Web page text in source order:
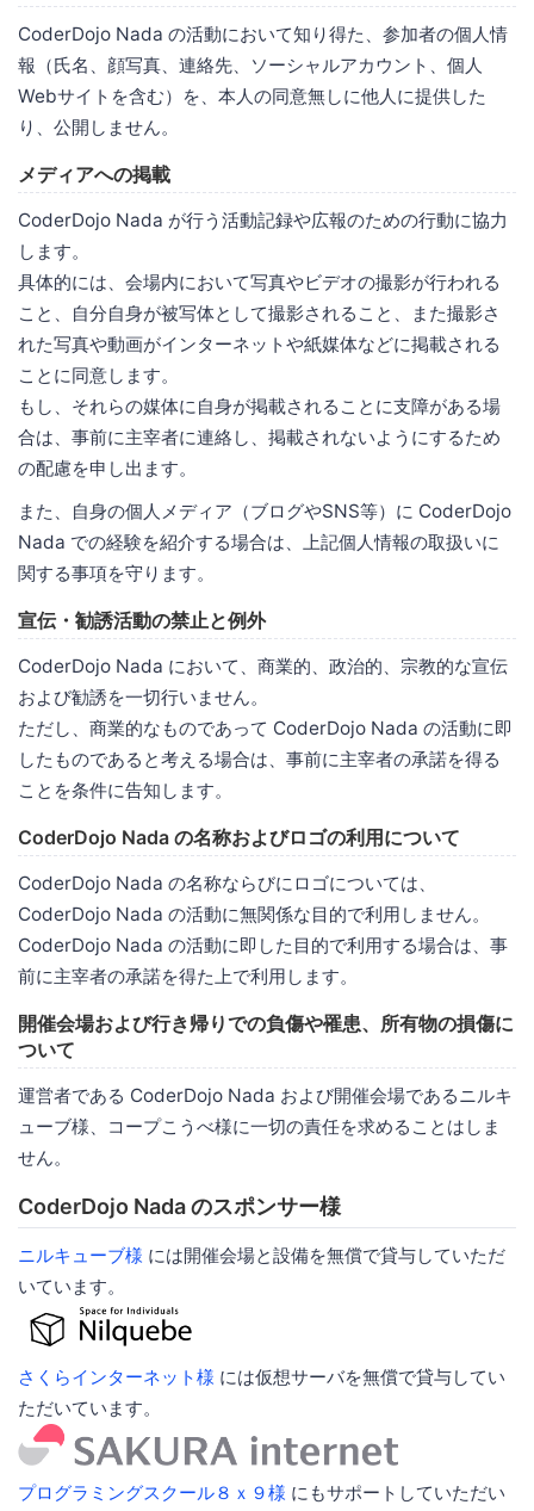
CoderDojo Nada の活動において知り得た、参加者の個人情
報（氏名、顔写真、連絡先、ソーシャルアカウント、個人
Webサイトを含む）を、本人の同意無しに他人に提供した
り、公開しません。
メディアへの掲載
CoderDojo Nada が行う活動記録や広報のための行動に協力
します。
具体的には、会場内において写真やビデオの撮影が行われる
こと、自分自身が被写体として撮影されること、また撮影さ
れた写真や動画がインターネットや紙媒体などに掲載される
ことに同意します。
もし、それらの媒体に自身が掲載されることに支障がある場
合は、事前に主宰者に連絡し、掲載されないようにするため
の配慮を申し出ます。
また、自身の個人メディア（ブログやSNS等）に CoderDojo
Nada での経験を紹介する場合は、上記個人情報の取扱いに
関する事項を守ります。
宣伝・勧誘活動の禁止と例外
CoderDojo Nada において、商業的、政治的、宗教的な宣伝
および勧誘を一切行いません。
ただし、商業的なものであって CoderDojo Nada の活動に即
したものであると考える場合は、事前に主宰者の承諾を得る
ことを条件に告知します。
CoderDojo Nada の名称およびロゴの利用について
CoderDojo Nada の名称ならびにロゴについては、
CoderDojo Nada の活動に無関係な目的で利用しません。
CoderDojo Nada の活動に即した目的で利用する場合は、事
前に主宰者の承諾を得た上で利用します。
開催会場および行き帰りでの負傷や罹患、所有物の損傷に
ついて
運営者である CoderDojo Nada および開催会場であるニルキ
ューブ様、コープこうべ様に一切の責任を求めることはしま
せん。
CoderDojo Nada のスポンサー様
ニルキューブ様 には開催会場と設備を無償で貸与していただ
いています。
さくらインターネット様 には仮想サーバを無償で貸与してい
ただいています。
プログラミングスクール８ｘ９様 にもサポートしていただい